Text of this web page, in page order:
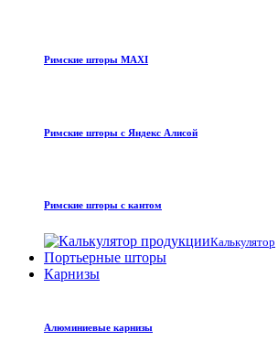
Римские шторы MAXI
Римские шторы с Яндекс Алисой
Римские шторы с кантом
Калькулятор
Портьерные шторы
Карнизы
Алюминиевые карнизы